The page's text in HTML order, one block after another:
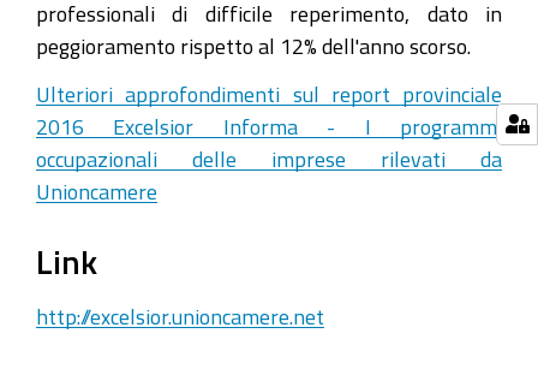
professionali di difficile reperimento, dato in
peggioramento rispetto al 12% dell'anno scorso.
Ulteriori approfondimenti sul report provinciale
2016 Excelsior Informa - I programmi
occupazionali delle imprese rilevati da
Unioncamere
Link
http://excelsior.unioncamere.net